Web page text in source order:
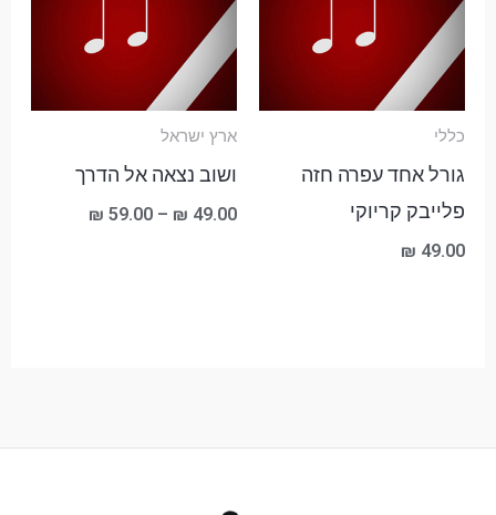
כללי
גורל אחד עפרה חזה
פלייבק קריוקי
₪ 49.00
ארץ ישראל
ושוב נצאה אל הדרך
₪ 49.00
–
₪ 59.00
עד